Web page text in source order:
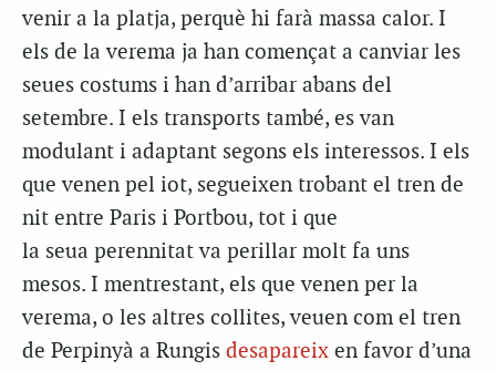
venir a la platja, perquè hi farà massa calor. I
els de la verema ja han començat a canviar les
seues costums i han d’arribar abans del
setembre. I els transports també, es van
modulant i adaptant segons els interessos. I els
que venen pel iot, segueixen trobant el tren de
nit entre Paris i Portbou, tot i que
la seua perennitat va perillar molt fa uns
mesos. I mentrestant, els que venen per la
verema, o les altres collites, veuen com el tren
de Perpinyà a Rungis desapareix en favor d’una